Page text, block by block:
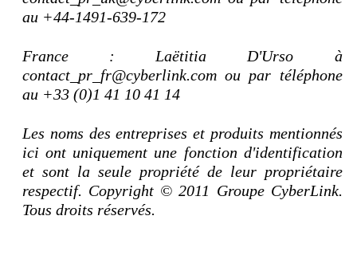
au +44-1491-639-172
France : Laëtitia D'Urso à
contact_pr_fr@cyberlink.com ou par téléphone
au +33 (0)1 41 10 41 14
Les noms des entreprises et produits mentionnés
ici ont uniquement une fonction d'identification
et sont la seule propriété de leur propriétaire
respectif. Copyright © 2011 Groupe CyberLink.
Tous droits réservés.